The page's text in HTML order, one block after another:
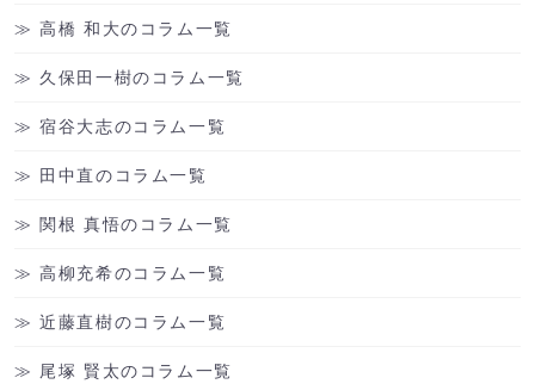
高橋 和大のコラム一覧
久保田一樹のコラム一覧
宿谷大志のコラム一覧
田中直のコラム一覧
関根 真悟のコラム一覧
高柳充希のコラム一覧
近藤直樹のコラム一覧
尾塚 賢太のコラム一覧